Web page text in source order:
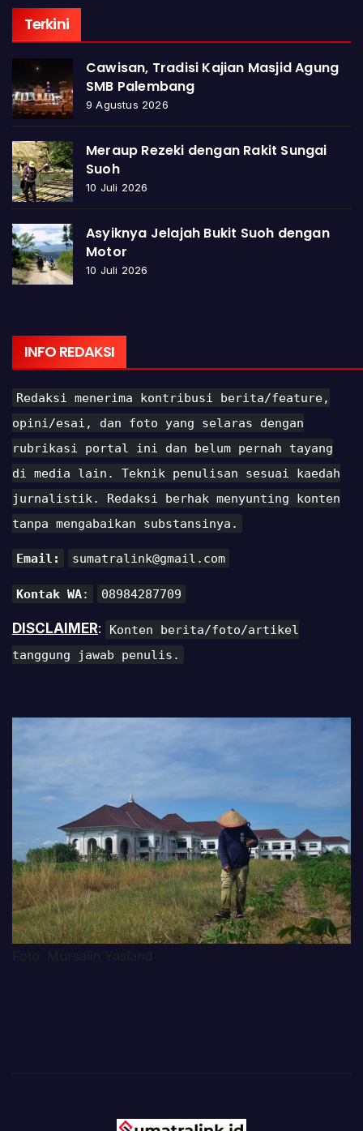
Terkini
Cawisan, Tradisi Kajian Masjid Agung
SMB Palembang
9 Agustus 2026
Meraup Rezeki dengan Rakit Sungai
Suoh
10 Juli 2026
Asyiknya Jelajah Bukit Suoh dengan
Motor
10 Juli 2026
INFO REDAKSI
Redaksi menerima kontribusi berita/feature,
opini/esai, dan foto yang selaras dengan
rubrikasi portal ini dan belum pernah tayang
di media lain. Teknik penulisan sesuai kaedah
jurnalistik. Redaksi berhak menyunting konten
tanpa mengabaikan substansinya.
Email: sumatralink@gmail.com
Kontak WA: 08984287709
DISCLAIMER:
Konten berita/foto/artikel
tanggung jawab penulis.